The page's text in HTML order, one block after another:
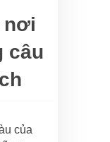
nơi
câu
của